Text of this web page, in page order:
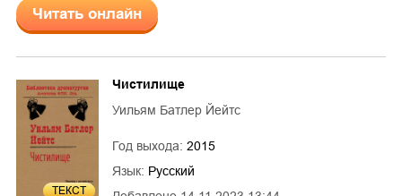
Читать онлайн
ТЕКСТ
Чистилище
Уильям Батлер Йейтс
Год выхода: 2015
Язык: Русский